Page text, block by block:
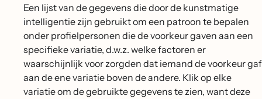
Een lijst van de gegevens die door de kunstmatige
intelligentie zijn gebruikt om een patroon te bepalen
onder profielpersonen die de voorkeur gaven aan een
specifieke variatie, d.w.z. welke factoren er
waarschijnlijk voor zorgden dat iemand de voorkeur gaf
aan de ene variatie boven de andere. Klik op elke
variatie om de gebruikte gegevens te zien, want deze